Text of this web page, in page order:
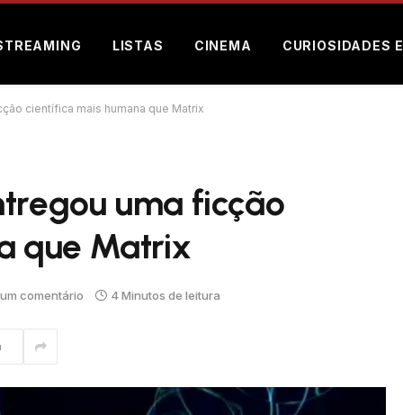
LISTAS CINEMA CURIOSIDADES
científica mais humana que Matrix
uma ficção
que Matrix
comentário 4 Minutos de leitura